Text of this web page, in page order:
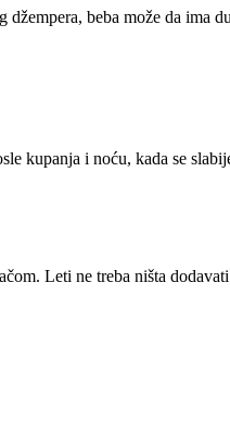
beba može da ima
kupanja i noću, kada se
Leti ne treba ništa